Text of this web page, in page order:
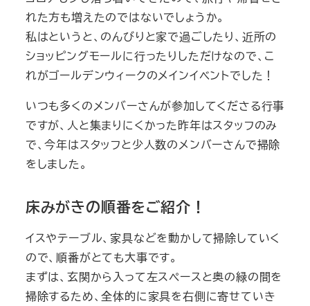
れた方も増えたのではないでしょうか。
私はというと、のんびりと家で過ごしたり、近所の
ショッピングモールに行ったりしただけなので、こ
れがゴールデンウィークのメインイベントでした！
いつも多くのメンバーさんが参加してくださる行事
ですが、人と集まりにくかった昨年はスタッフのみ
で、今年はスタッフと少人数のメンバーさんで掃除
をしました。
床みがきの順番をご紹介！
イスやテーブル、家具などを動かして掃除していく
ので、順番がとても大事です。
まずは、玄関から入って左スペースと奥の緑の間を
掃除するため、全体的に家具を右側に寄せていき